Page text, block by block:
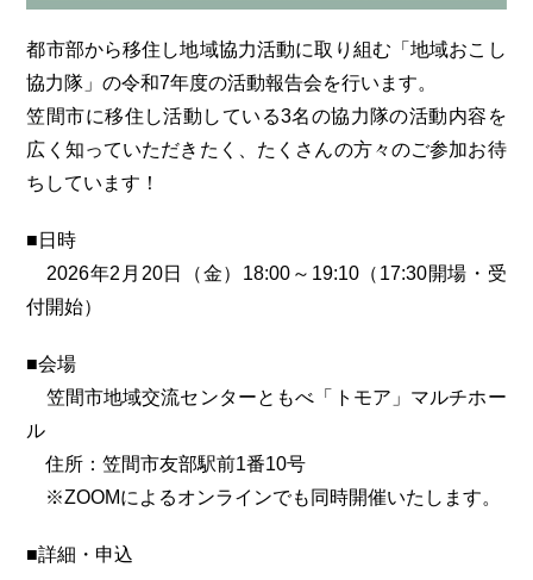
都市部から移住し地域協力活動に取り組む「地域おこし
協力隊」の令和7年度の活動報告会を行います。
笠間市に移住し活動している3名の協力隊の活動内容を
広く知っていただきたく、たくさんの方々のご参加お待
ちしています！
■日時
2026年2月20日（金）18:00～19:10（17:30開場・受
付開始）
■会場
笠間市地域交流センターともべ「トモア」マルチホー
ル
住所：笠間市友部駅前1番10号
※ZOOMによるオンラインでも同時開催いたします。
■詳細・申込